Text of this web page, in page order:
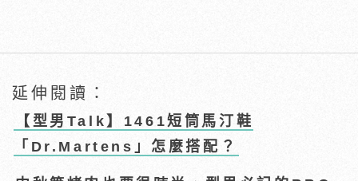
延伸閱讀：
【型男Talk】1461短筒馬汀鞋
「Dr.Martens」怎麼搭配？